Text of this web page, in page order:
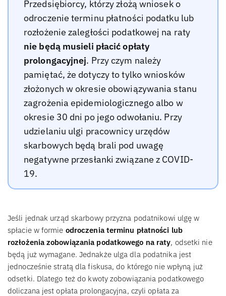
Przedsiębiorcy, którzy złożą wniosek o
odroczenie terminu płatności podatku lub
rozłożenie zaległości podatkowej na raty
nie będą musieli płacić opłaty
prolongacyjnej. Przy czym należy
pamiętać, że dotyczy to tylko wniosków
złożonych w okresie obowiązywania stanu
zagrożenia epidemiologicznego albo w
okresie 30 dni po jego odwołaniu. Przy
udzielaniu ulgi pracownicy urzędów
skarbowych będą brali pod uwagę
negatywne przesłanki związane z COVID-
19.
Jeśli jednak urząd skarbowy przyzna podatnikowi ulgę w
spłacie w formie odroczenia terminu płatności lub
rozłożenia zobowiązania podatkowego na raty, odsetki nie
będą już wymagane. Jednakże ulga dla podatnika jest
jednocześnie stratą dla fiskusa, do którego nie wpłyną już
odsetki. Dlatego też do kwoty zobowiązania podatkowego
doliczana jest opłata prolongacyjna, czyli opłata za